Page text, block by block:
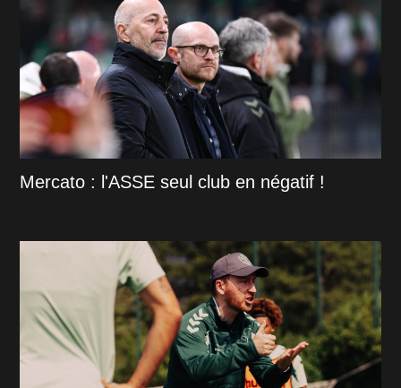
Mercato : l'ASSE seul club en négatif !